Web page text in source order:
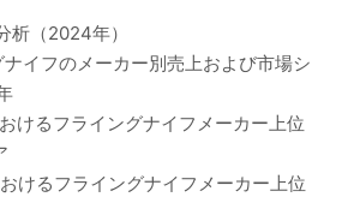
析（2024年）
イフのメーカー別売上および市場シ
けるフライングナイフメーカー上位
けるフライングナイフメーカー上位